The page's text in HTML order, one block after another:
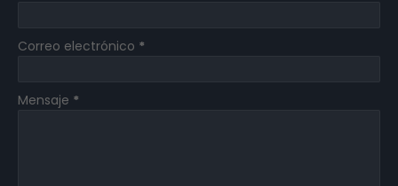
Correo electrónico *
Mensaje *